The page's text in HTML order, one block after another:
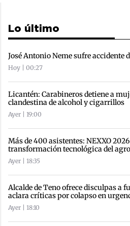
Lo último
José Antonio Neme sufre accidente
Hoy | 00:27
Licantén: Carabineros detiene a
clandestina de alcohol y cigarrillos
Ayer | 19:00
Más de 400 asistentes: NEXXO
transformación tecnológica del
Ayer | 18:35
Alcalde de Teno ofrece disculpas a
aclara críticas por colapso en
Ayer | 18:10